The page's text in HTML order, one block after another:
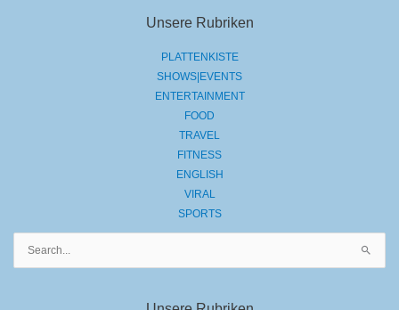
Unsere Rubriken
PLATTENKISTE
SHOWS|EVENTS
ENTERTAINMENT
FOOD
TRAVEL
FITNESS
ENGLISH
VIRAL
SPORTS